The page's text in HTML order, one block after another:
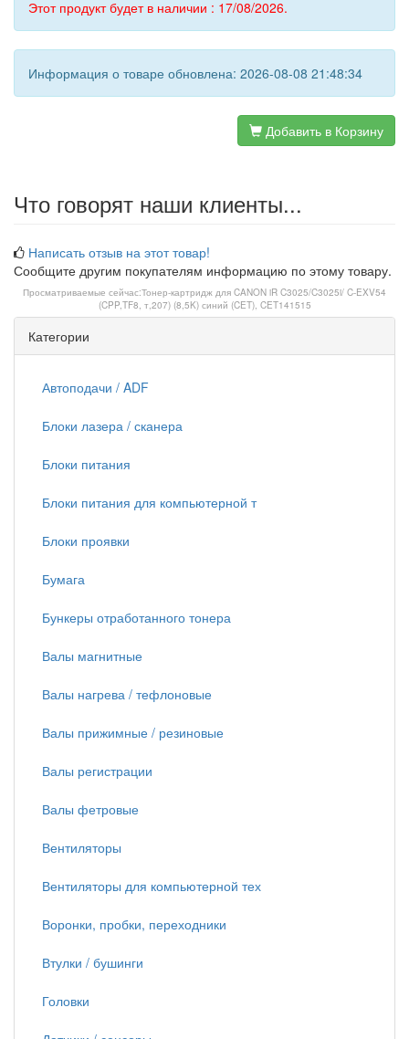
Этот продукт будет в наличии : 17/08/2026.
Информация о товаре обновлена: 2026-08-08 21:48:34
Добавить в Корзину
Что говорят наши клиенты...
Написать отзыв на этот товар!
Сообщите другим покупателям информацию по этому товару.
Просматриваемые сейчас:Тонер-картридж для CANON iR C3025/C3025i/ C-EXV54
(CPP,TF8, т,207) (8,5K) синий (CET), CET141515
Категории
Автоподачи / ADF
Блоки лазера / сканера
Блоки питания
Блоки питания для компьютерной т
Блоки проявки
Бумага
Бункеры отработанного тонера
Валы магнитные
Валы нагрева / тефлоновые
Валы прижимные / резиновые
Валы регистрации
Валы фетровые
Вентиляторы
Вентиляторы для компьютерной тех
Воронки, пробки, переходники
Втулки / бушинги
Головки